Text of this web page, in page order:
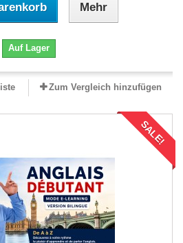
Mehr
Auf Lager
Zum Vergleich hinzufügen
SALE!